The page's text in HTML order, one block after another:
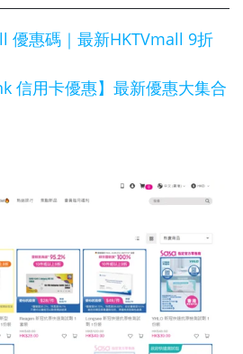
優惠碼｜最新HKTVmall 9折
信用卡優惠】最新優惠大集合